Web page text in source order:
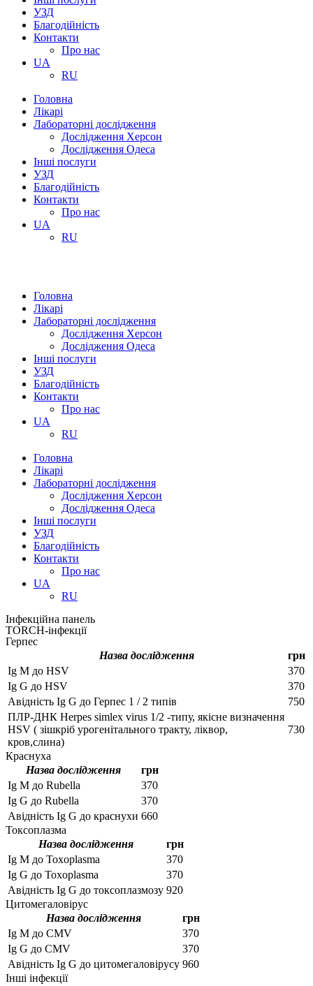
УЗД
Благодійність
Контакти
Про нас
UA
RU
Головна
Лікарі
Лабораторні дослідження
Дослідження Херсон
Дослідження Одеса
Інші послуги
УЗД
Благодійність
Контакти
Про нас
UA
RU
Головна
Лікарі
Лабораторні дослідження
Дослідження Херсон
Дослідження Одеса
Інші послуги
УЗД
Благодійність
Контакти
Про нас
UA
RU
Головна
Лікарі
Лабораторні дослідження
Дослідження Херсон
Дослідження Одеса
Інші послуги
УЗД
Благодійність
Контакти
Про нас
UA
RU
Інфекційна панель
TORCH-інфекції
Герпес
Назва дослідження
грн
Ig М до HSV
370
Ig G до HSV
370
Авідність Ig G до Герпес 1 / 2 типів
750
ПЛР-ДНК Herpes simlex virus 1/2 -типу, якісне визначення
HSV ( зішкріб урогенітального тракту, ліквор,
кров,слина)
730
Краснуха
Назва дослідження
грн
Ig М до Rubella
370
Ig G до Rubella
370
Авідність Ig G до краснухи 660
Токсоплазма
Назва дослідження
грн
Ig М до Toxoplasma
370
Ig G до Toxoplasma
370
Авідність Ig G до токсоплазмозу 920
Цитомегаловірус
Назва дослідження
грн
Ig М до CMV
370
Ig G до CMV
370
Авідність Ig G до цитомегаловірусу 960
Інші інфекції